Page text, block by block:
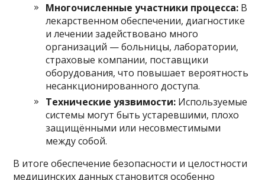
Многочисленные участники процесса: В
лекарственном обеспечении, диагностике
и лечении задействовано много
организаций — больницы, лаборатории,
страховые компании, поставщики
оборудования, что повышает вероятность
несанкционированного доступа.
Технические уязвимости: Используемые
системы могут быть устаревшими, плохо
защищёнными или несовместимыми
между собой.
В итоге обеспечение безопасности и целостности
медицинских данных становится особенно